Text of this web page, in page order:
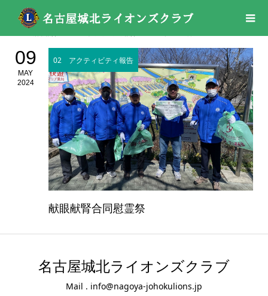
09
MAY
2024
02 アクティビティ報告
献眼献腎合同慰霊祭
名古屋城北ライオンズクラブ
Mail . info@nagoya-johokulions.jp